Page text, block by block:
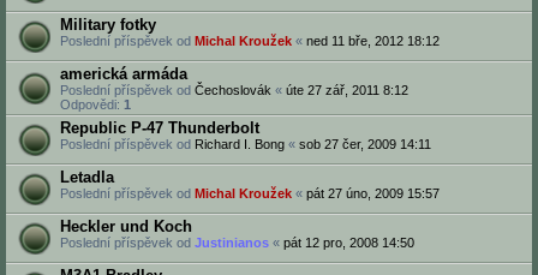
Military fotky
Poslední příspěvek od Michal Kroužek « ned 11 bře, 2012 18:12
americká armáda
Poslední příspěvek od Čechoslovák « úte 27 zář, 2011 8:12
Odpovědi: 1
Republic P-47 Thunderbolt
Poslední příspěvek od Richard I. Bong « sob 27 čer, 2009 14:11
Letadla
Poslední příspěvek od Michal Kroužek « pát 27 úno, 2009 15:57
Heckler und Koch
Poslední příspěvek od Justinianos « pát 12 pro, 2008 14:50